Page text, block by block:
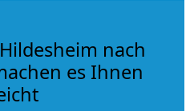
nach
es Ihnen